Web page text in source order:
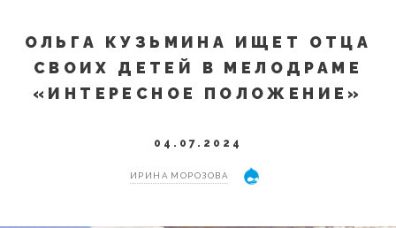
ОЛЬГА КУЗЬМИНА ИЩЕТ ОТЦА
СВОИХ ДЕТЕЙ В МЕЛОДРАМЕ
«ИНТЕРЕСНОЕ ПОЛОЖЕНИЕ»
04.07.2024
ИРИНА МОРОЗОВА